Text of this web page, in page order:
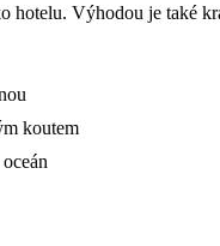
hotelu. Výhodou je také
koutem